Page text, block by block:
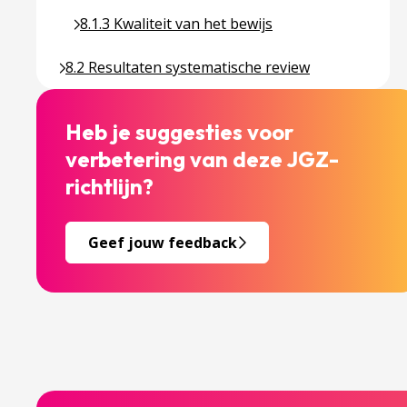
8.1.3 Kwaliteit van het bewijs
Ga naar pagina over 8.1.3 Kwaliteit van het bewijs
8.2 Resultaten systematische review
Ga naar pagina over 8.2 Resultaten systematische
Heb je suggesties voor
verbetering van deze JGZ-
richtlijn?
Geef jouw feedback